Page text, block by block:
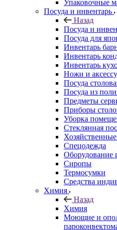
Упаковочные
Посуда и инвентарь
Назад
Посуда и
Посуда для
Инвентарь
Инвентарь
Инвентарь
Ножи и
Посуда
Посуда из
Предметы
Приборы
Уборка
Стеклянная
Спецодежда
Оборудование
Сиропы
Термосумки
Средства
Химия
Назад
Химия
Моющие и